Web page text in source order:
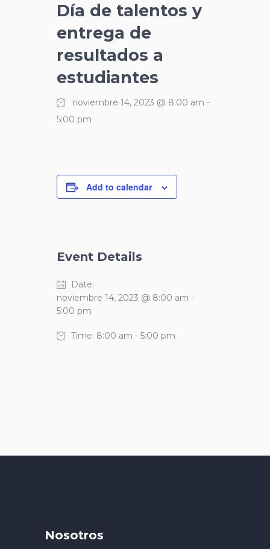
Día de talentos y
entrega de
resultados a
estudiantes
noviembre 14, 2023 @ 8:00 am -
5:00 pm
Add to calendar
Event Details
Date:
noviembre 14, 2023 @ 8:00 am -
5:00 pm
Time: 8:00 am - 5:00 pm
Nosotros